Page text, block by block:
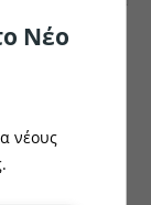
Νέο
νέους